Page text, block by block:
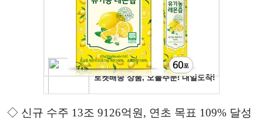
◇ 신규 수주 13조 9126억원, 연초 목표 109% 달성